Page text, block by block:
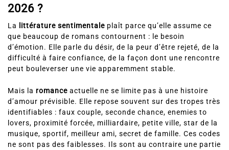
2026 ?
La littérature sentimentale plaît parce qu’elle assume ce
que beaucoup de romans contournent : le besoin
d’émotion. Elle parle du désir, de la peur d’être rejeté, de la
difficulté à faire confiance, de la façon dont une rencontre
peut bouleverser une vie apparemment stable.
Mais la romance actuelle ne se limite pas à une histoire
d’amour prévisible. Elle repose souvent sur des tropes très
identifiables : faux couple, seconde chance, enemies to
lovers, proximité forcée, milliardaire, petite ville, star de la
musique, sportif, meilleur ami, secret de famille. Ces codes
ne sont pas des faiblesses. Ils sont au contraire une partie